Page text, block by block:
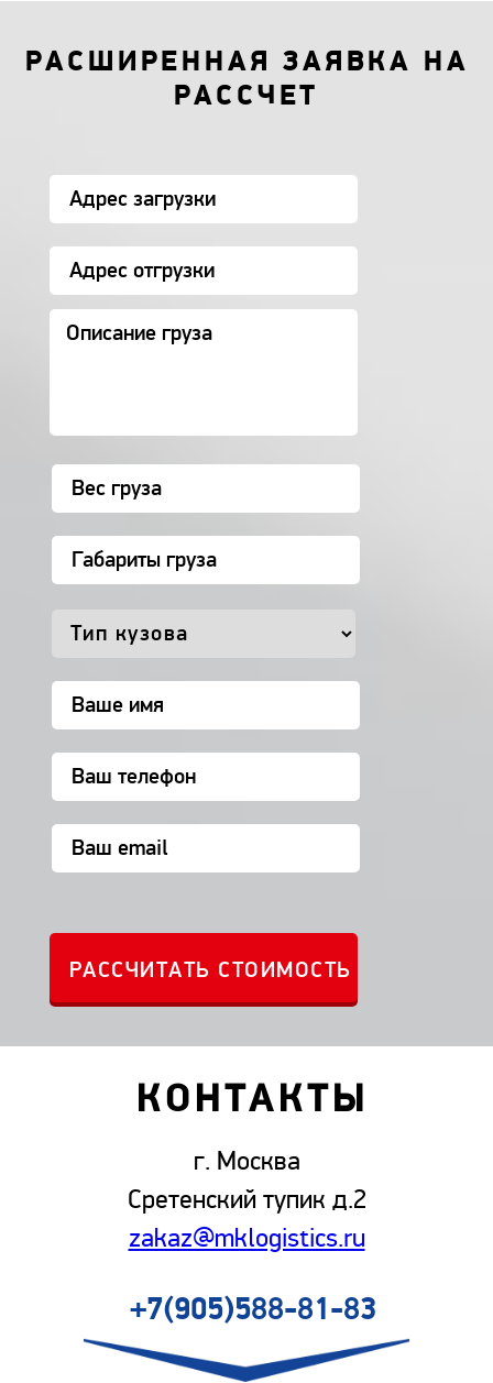
РАСШИРЕННАЯ ЗАЯВКА НА
РАССЧЕТ
КОНТАКТЫ
г. Москва
Сретенский тупик д.2
zakaz@mklogistics.ru
+7(905)588-81-83